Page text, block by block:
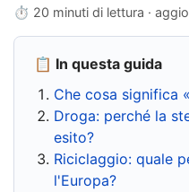
⏱ 20 minuti di lettura ·
📋 In questa guida
Che cosa significa
Droga: perché la
esito?
Riciclaggio: quale
l'Europa?